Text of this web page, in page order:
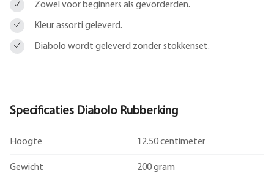
Zowel voor beginners als gevorderden.
Kleur assorti geleverd.
Diabolo wordt geleverd zonder stokkenset.
Specificaties Diabolo Rubberking
Hoogte 12.50 centimeter
Gewicht 200 gram